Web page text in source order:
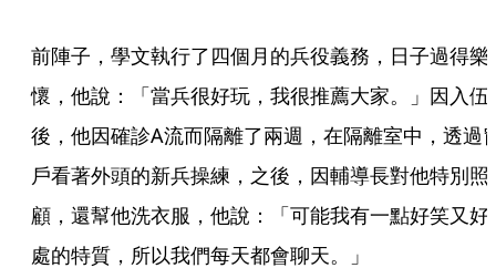
前陣子，學文執行了四個月的兵役義務，日子過得樂
懷，他說：「當兵很好玩，我很推薦大家。」因入伍
後，他因確診A流而隔離了兩週，在隔離室中，透過
戶看著外頭的新兵操練，之後，因輔導長對他特別照
顧，還幫他洗衣服，他說：「可能我有一點好笑又好
處的特質，所以我們每天都會聊天。」